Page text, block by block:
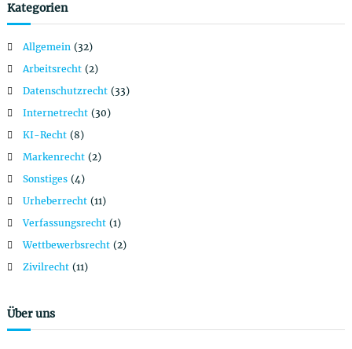
i
g
a
t
i
o
n
Kategorien
Allgemein(32)
Arbeitsrecht(2)
Datenschutzrecht(33)
Internetrecht(30)
KI-Recht(8)
Markenrecht(2)
Sonstiges(4)
Urheberrecht(11)
Verfassungsrecht(1)
Wettbewerbsrecht(2)
Zivilrecht(11)
Über uns